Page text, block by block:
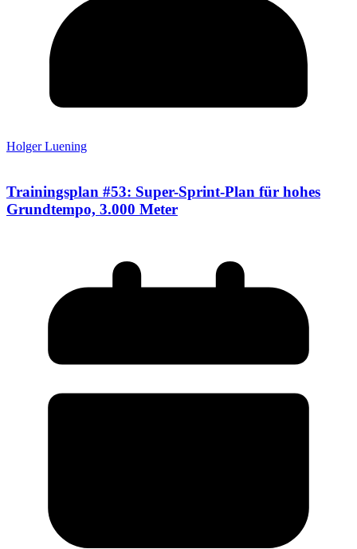
Holger Luening
Trainingsplan #53: Super-Sprint-Plan für hohes
Grundtempo, 3.000 Meter